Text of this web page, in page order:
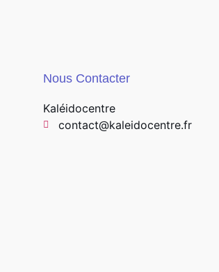
Nous Contacter
Kaléidocentre
contact@kaleidocentre.fr